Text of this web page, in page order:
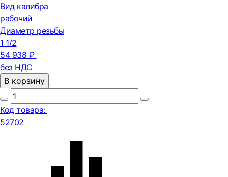
Вид калибра
рабочий
Диаметр резьбы
1 1/2
54 938 ₽
без НДС
В корзину
Код товара:
52702